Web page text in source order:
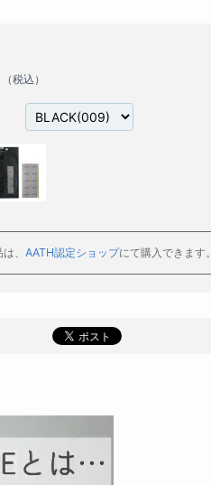
（税込）
、 AATH認定ショップにて購入できます。